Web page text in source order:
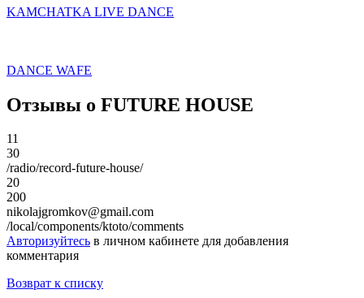
KAMCHATKA LIVE DANCE
DANCE WAFE
Отзывы о FUTURE HOUSE
11
30
/radio/record-future-house/
20
200
nikolajgromkov@gmail.com
/local/components/ktoto/comments
Авторизуйтесь в личном кабинете для добавления
комментария
Возврат к списку